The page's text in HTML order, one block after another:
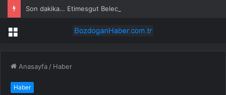
Menü
Anasayfa / Haber
Haber